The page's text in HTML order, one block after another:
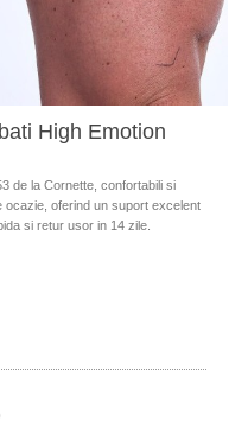
High Emotion
de la Cornette, confortabili si
ocazie, oferind un suport excelent
si retur usor in 14 zile.